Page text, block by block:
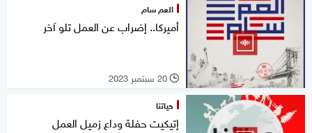
العم سام
أميركا.. إضراب عن العمل تلو آخر
l 20 سبتمبر 2023
حياتنا
إتيكيت حفلة وداع زميل العمل